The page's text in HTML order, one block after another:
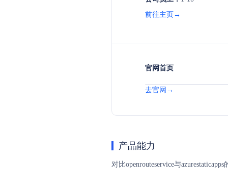
前往主页→
官网首页
去官网→
产品能力
对比openrouteservice与